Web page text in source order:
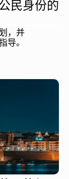
民身份的
，并
导。